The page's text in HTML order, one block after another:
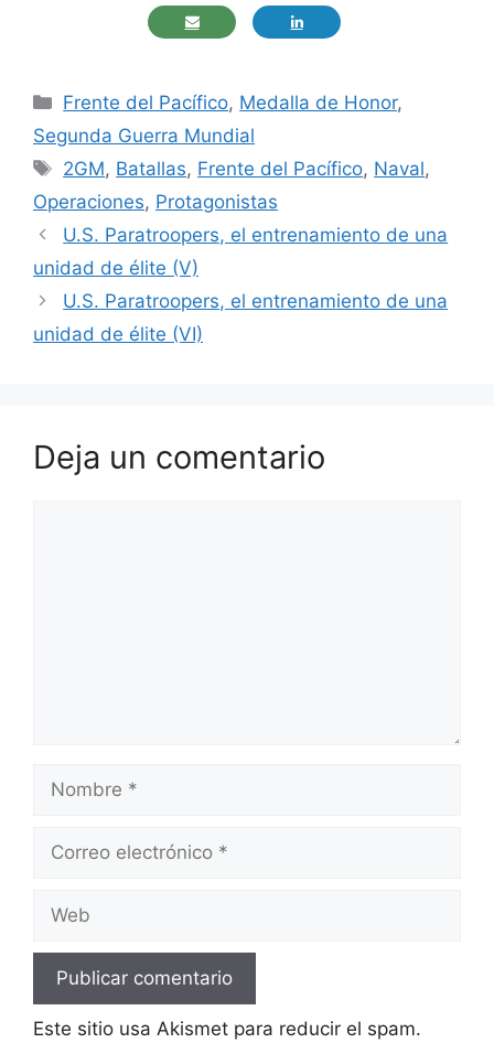
Categorías
Frente del Pacífico, Medalla de Honor,
Segunda Guerra Mundial
Etiquetas
2GM, Batallas, Frente del Pacífico, Naval,
Operaciones, Protagonistas
U.S. Paratroopers, el entrenamiento de una
unidad de élite (V)
U.S. Paratroopers, el entrenamiento de una
unidad de élite (VI)
Deja un comentario
electrónico
Este sitio usa Akismet para reducir el spam.